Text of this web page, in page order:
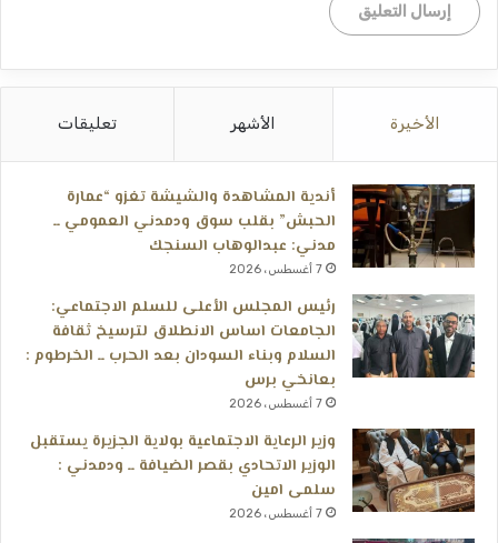
الأخيرة الأشهر تعليقات
أندية المشاهدة والشيشة تغزو “عمارة
الحبش” بقلب سوق ودمدني العمومي ــ
مدني: عبدالوهاب السنجك
7 أغسطس، 2026
رئيس المجلس الأعلى للسلم الاجتماعي:
الجامعات اساس الانطلاق لترسيخ ثقافة
السلام وبناء السودان بعد الحرب ــ الخرطوم :
بعانخي برس
7 أغسطس، 2026
وزير الرعاية الاجتماعية بولاية الجزيرة يستقبل
الوزير الاتحادي بقصر الضيافة ــ ودمدني :
سلمى امين
7 أغسطس، 2026